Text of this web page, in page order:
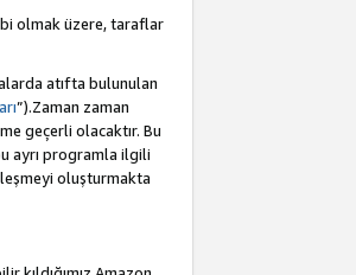
olmak üzere, taraflar
atıfta bulunulan
”).Zaman zaman
geçerli olacaktır. Bu
ayrı programla ilgili
oluşturmakta